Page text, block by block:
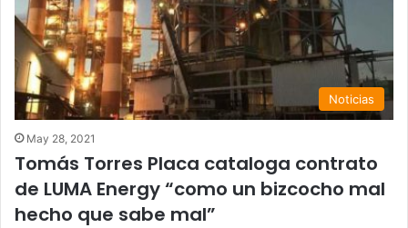
Noticias
May 28, 2021
Tomás Torres Placa cataloga contrato
de LUMA Energy “como un bizcocho mal
hecho que sabe mal”